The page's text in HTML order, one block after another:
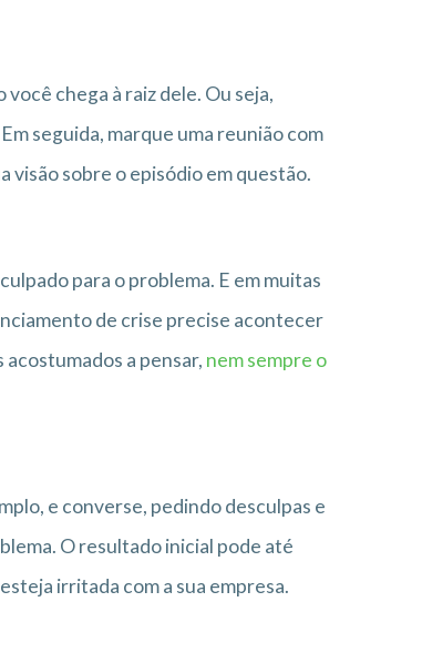
chega à raiz dele. Ou seja,
seguida, marque uma reunião com
visão sobre o episódio em questão.
para o problema. E em muitas
de crise precise acontecer
a pensar, nem sempre o
e converse, pedindo desculpas e
O resultado inicial pode até
irritada com a sua empresa.